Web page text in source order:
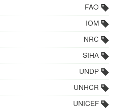
FAO
IOM
NRC
SIHA
UNDP
UNHCR
UNICEF